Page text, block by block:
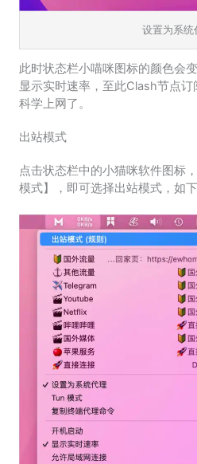
设置为系统
此时状态栏小喵咪图标的颜色会
显示实时速率，至此Clash节点
科学上网了。
出站模式
点击状态栏中的小猫咪软件图标
模式】，即可选择出站模式，如下